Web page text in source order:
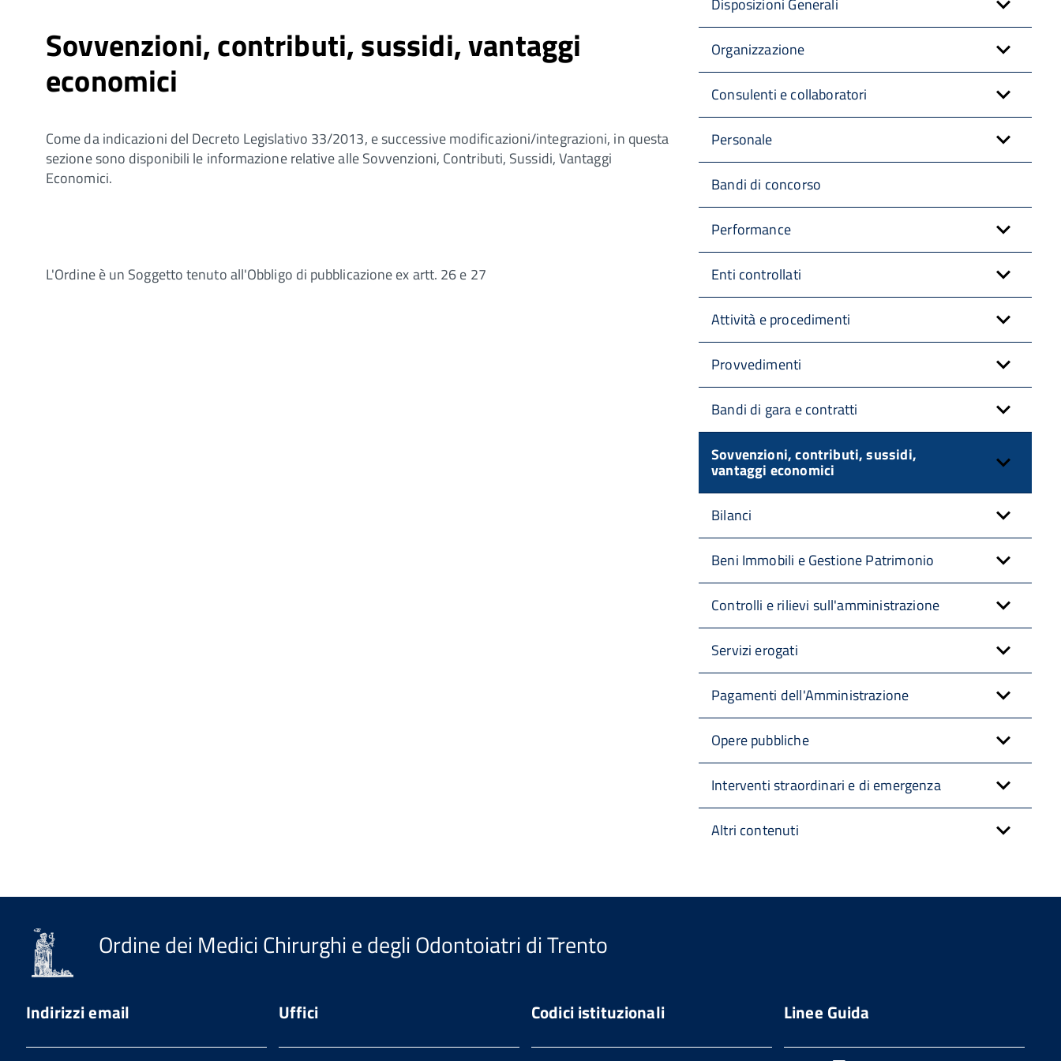
Sovvenzioni, contributi, sussidi, vantaggi
economici
Come da indicazioni del Decreto Legislativo 33/2013, e successive modificazioni/integrazioni, in questa
sezione sono disponibili le informazione relative alle Sovvenzioni, Contributi, Sussidi, Vantaggi
Economici.
L'Ordine è un Soggetto tenuto all'Obbligo di pubblicazione ex artt. 26 e 27
Organizzazione
Consulenti e collaboratori
Personale
Bandi di concorso
Performance
Enti controllati
Attività e procedimenti
Provvedimenti
Bandi di gara e contratti
Sovvenzioni, contributi, sussidi,
vantaggi economici
Bilanci
Beni Immobili e Gestione Patrimonio
Controlli e rilievi sull'amministrazione
Servizi erogati
Pagamenti dell'Amministrazione
Opere pubbliche
Interventi straordinari e di emergenza
Altri contenuti
Ordine dei Medici Chirurghi e degli Odontoiatri di Trento
Indirizzi email Uffici Codici istituzionali Linee Guida